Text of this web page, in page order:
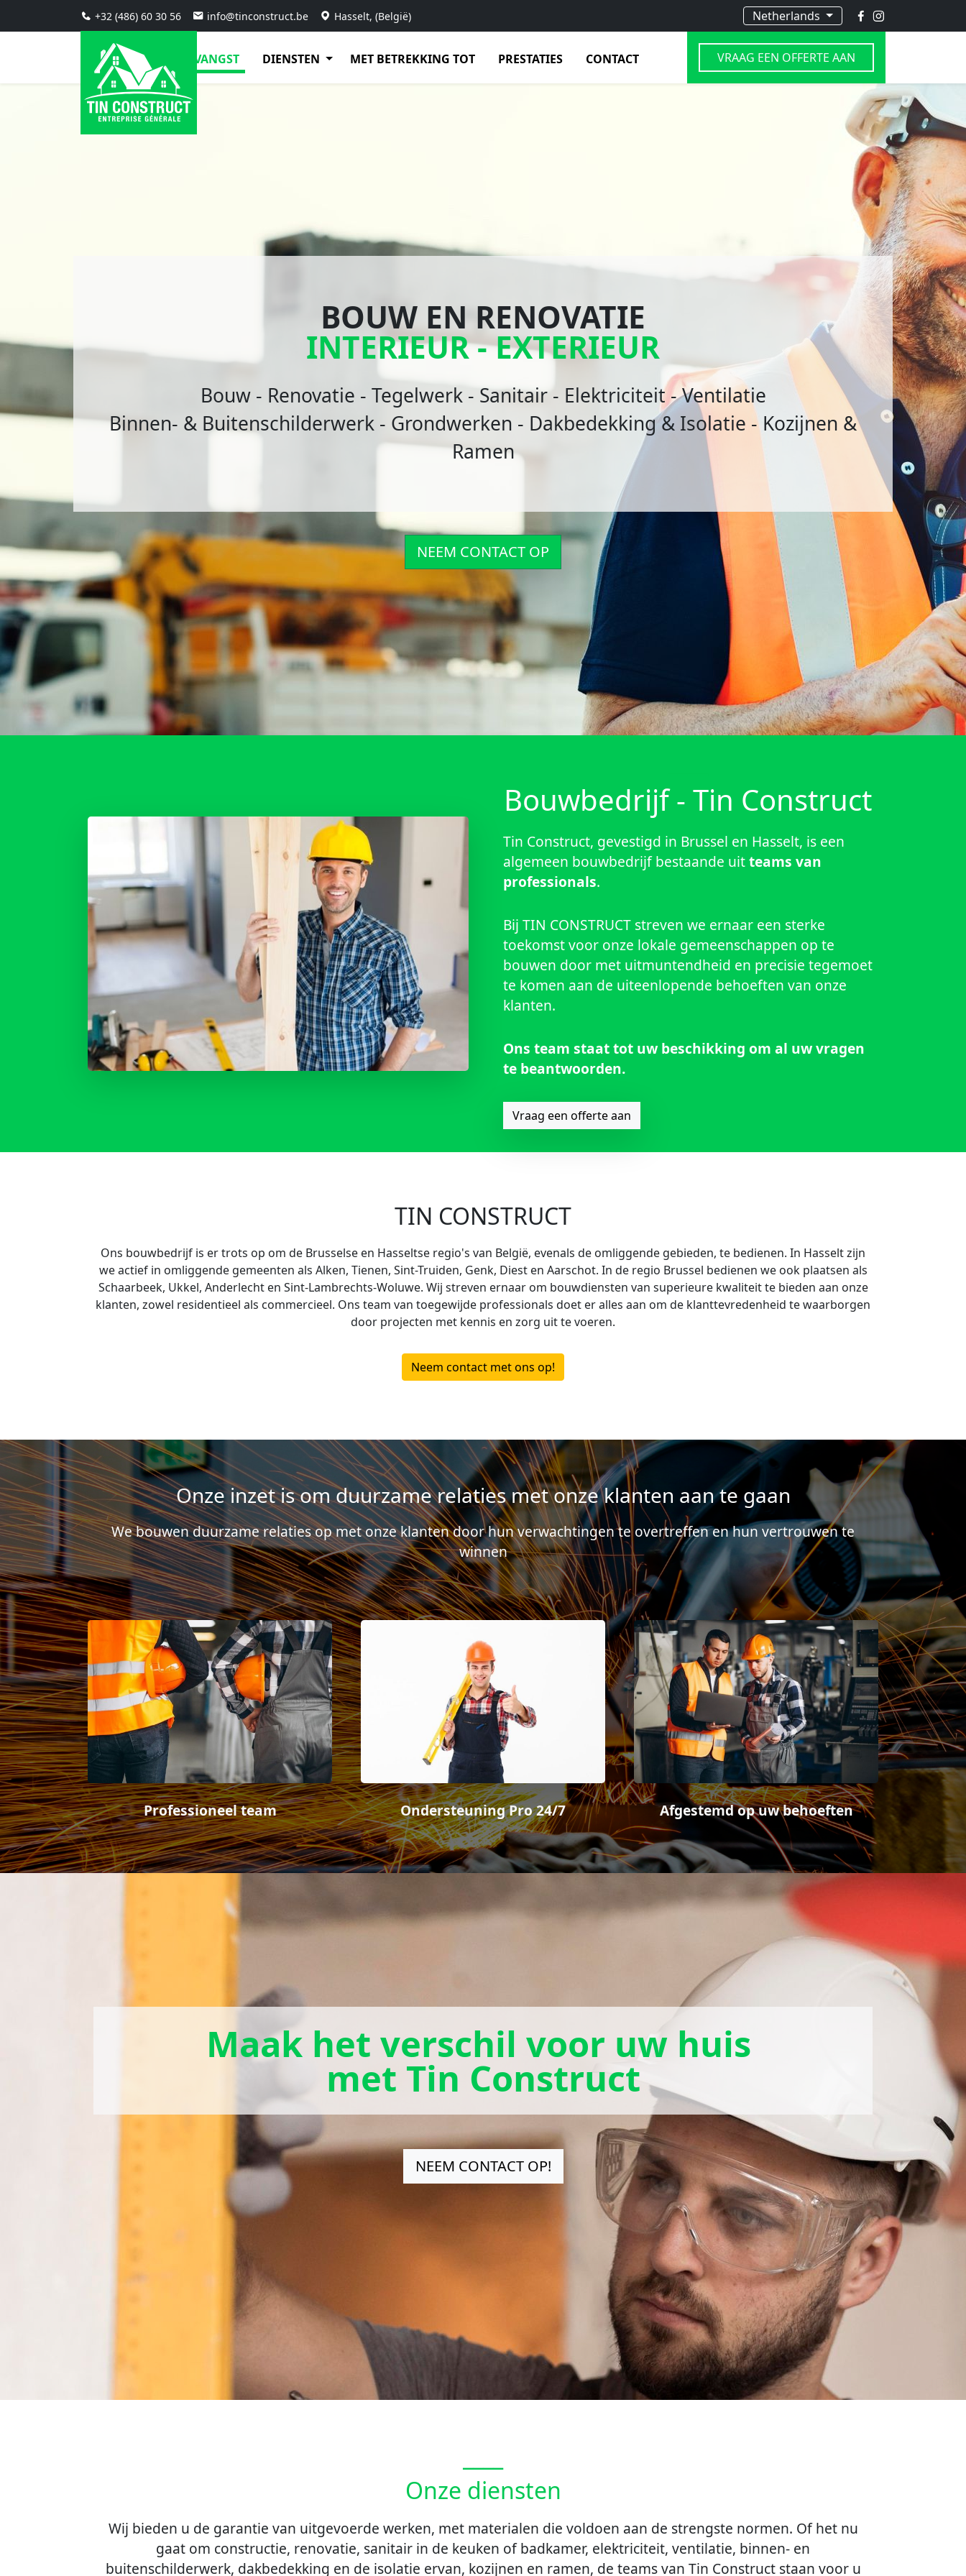
+32 (486) 60 30 56 info@tinconstruct.be Hasselt, (België) Netherlands
ONTVANGST DIENSTEN MET BETREKKING TOT PRESTATIES CONTACT VRAAG EEN OFFERTE AAN
CONSTRUCTION ET RÉNOVATION
INTÉRIEUR - EXTÉRIEUR
Construction - Rénovation - Carrelage - Sanitaire - Électricité - Ventilation
Peinture Intérieur & Extérieur - Terrassement - Toiture & Isolation - Châssis & Fenêtres
____
Tin Construct, gevestigd in Brussel en Hasselt, is een
algemeen bouwbedrijf bestaande uit
teams van
professionals .
Bij TIN CONSTRUCT streven we ernaar een sterke
toekomst voor onze lokale gemeenschappen op te
bouwen door met uitmuntendheid en precisie tegemoet
te komen aan de uiteenlopende behoeften van onze
klanten.
te beantwoorden.
Ons bouwbedrijf is er trots op om de Brusselse en Hasseltse regio's van België, evenals de omliggende gebieden, te bedienen. In Hasselt zijn
Schaarbeek, Ukkel, Anderlecht en Sint-Lambrechts-Woluwe. Wij streven ernaar om bouwdiensten van superieure kwaliteit te bieden aan onze
klanten, zowel residentieel als commercieel. Ons team van toegewijde professionals doet er alles aan om de klanttevredenheid te waarborgen
door projecten met kennis en zorg uit te voeren.
Onze inzet is om duurzame relaties met onze klanten aan te gaan
We bouwen duurzame relaties op met onze klanten door hun verwachtingen te overtreffen en hun vertrouwen te
winnen
Professioneel team Ondersteuning Pro 24/7 Afgestemd op uw behoeften
Maak het verschil voor uw huis
met Tin Construct
NEEM CONTACT OP!
Onze diensten
Wij bieden u de garantie van uitgevoerde werken, met materialen die voldoen aan de strengste normen. Of het nu
gaat om constructie, renovatie, sanitair in de keuken of badkamer, elektriciteit, ventilatie, binnen- en
buitenschilderwerk, dakbedekking en de isolatie ervan, kozijnen en ramen, de teams van Tin Construct staan ​​voor u
klaar om naar u te luisteren om projecten uit te voeren die zijn aangepast aan uw behoeften.